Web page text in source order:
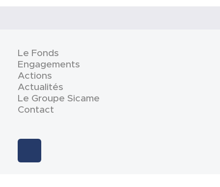
Le Fonds
Engagements
Actions
Actualités
Le Groupe Sicame
Contact